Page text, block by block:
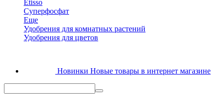
Etisso
Суперфосфат
Еще
Удобрения для комнатных растений
Удобрения для цветов
Новинки Новые товары в интернет магазине